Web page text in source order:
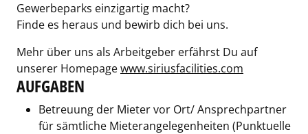
Gewerbeparks einzigartig macht?
Finde es heraus und bewirb dich bei uns.
Mehr über uns als Arbeitgeber erfährst Du auf
unserer Homepagewww.siriusfacilities.com
AUFGABEN
Betreuung der Mieter vor Ort/ Ansprechpartner
für sämtliche Mieterangelegenheiten (Punktuelle